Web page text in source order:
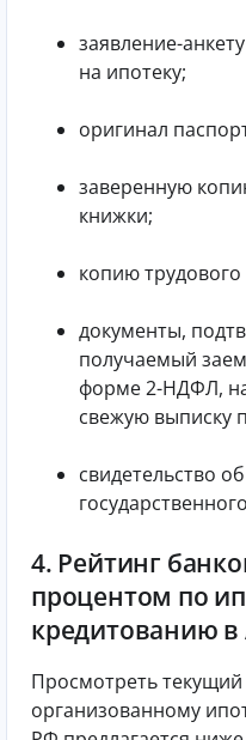
заявление-
на ипотеку;
оригинал
заверенную
книжки;
копию
документы,
получаемый
форме 2-НДФЛ,
свежую выписку
свидетельство
4. Рейтинг
процентом по
кредитованию в
Просмотреть
организованному